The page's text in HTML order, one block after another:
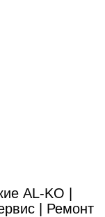
AL-KO |
| Ремонт